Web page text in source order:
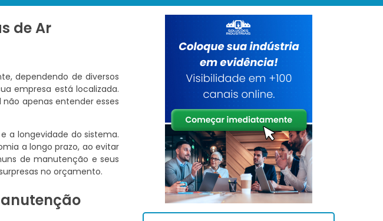
de Ar
dependendo de diversos
empresa está localizada.
apenas entender esses
a longevidade do sistema.
a longo prazo, ao evitar
de manutenção e seus
no orçamento.